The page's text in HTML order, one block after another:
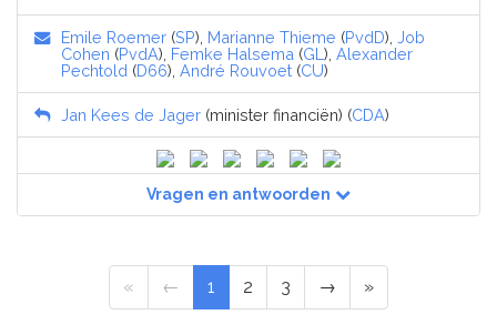
Emile Roemer (SP), Marianne Thieme (PvdD), Job
Cohen (PvdA), Femke Halsema (GL ), Alexander
Pechtold (D66), André Rouvoet (CU)
Jan Kees de Jager (minister financiën) (CDA)
Vragen en antwoorden
« ← 1 2 3 → »